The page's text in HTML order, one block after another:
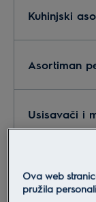
Kuhinjski
Asortiman
Usisavači i
Ova web
pružila